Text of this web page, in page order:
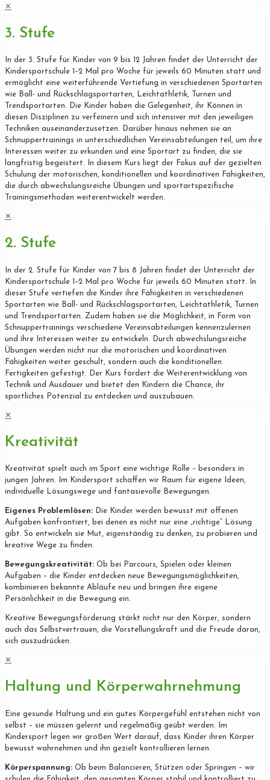
✕
3. Stufe
In der 3. Stufe für Kinder von 9 bis 12 Jahren findet der Unterricht der
Kindersportschule 1–2 Mal pro Woche für jeweils 60 Minuten statt und
ermöglicht eine weiterführende Vertiefung in verschiedenen Sportarten
wie Ball- und Rückschlagsportarten, Leichtathletik, Turnen und
Trendsportarten. Die Kinder haben die Gelegenheit, ihr Können in
diesen Disziplinen zu verfeinern und sich intensiver mit den jeweiligen
Techniken auseinanderzusetzen. Darüber hinaus nehmen sie an
Schnuppertrainings in unterschiedlichen Vereinsabteilungen teil, um ihre
Interessen weiter zu erkunden und eine Sportart zu finden, die sie
langfristig begeistert. In diesem Kurs liegt der Fokus auf der gezielten
Schulung der motorischen, konditionellen und koordinativen Fähigkeiten,
die durch abwechslungsreiche Übungen und sportartspezifische
Trainingsmethoden weiterentwickelt werden.
✕
2. Stufe
In der 2. Stufe für Kinder von 7 bis 8 Jahren findet der Unterricht der
Kindersportschule 1–2 Mal pro Woche für jeweils 60 Minuten statt. In
dieser Stufe vertiefen die Kinder ihre Fähigkeiten in verschiedenen
Sportarten wie Ball- und Rückschlagsportarten, Leichtathletik, Turnen
und Trendsportarten. Zudem haben sie die Möglichkeit, in Form von
Schnuppertrainings verschiedene Vereinsabteilungen kennenzulernen
und ihre Interessen weiter zu entwickeln. Durch abwechslungsreiche
Übungen werden nicht nur die motorischen und koordinativen
Fähigkeiten weiter geschult, sondern auch die konditionellen
Fertigkeiten gefestigt. Der Kurs fördert die Weiterentwicklung von
Technik und Ausdauer und bietet den Kindern die Chance, ihr
sportliches Potenzial zu entdecken und auszubauen.
✕
Kreativität
Kreativität spielt auch im Sport eine wichtige Rolle – besonders in
jungen Jahren. Im Kindersport schaffen wir Raum für eigene Ideen,
individuelle Lösungswege und fantasievolle Bewegungen.
Eigenes Problemlösen: Die Kinder werden bewusst mit offenen
Aufgaben konfrontiert, bei denen es nicht nur eine „richtige“ Lösung
gibt. So entwickeln sie Mut, eigenständig zu denken, zu probieren und
kreative Wege zu finden.
Bewegungskreativität: Ob bei Parcours, Spielen oder kleinen
Aufgaben – die Kinder entdecken neue Bewegungsmöglichkeiten,
kombinieren bekannte Abläufe neu und bringen ihre eigene
Persönlichkeit in die Bewegung ein.
Kreative Bewegungsförderung stärkt nicht nur den Körper, sondern
auch das Selbstvertrauen, die Vorstellungskraft und die Freude daran,
sich auszudrücken.
✕
Haltung und Körperwahrnehmung
Eine gesunde Haltung und ein gutes Körpergefühl entstehen nicht von
selbst – sie müssen gelernt und regelmäßig geübt werden. Im
Kindersport legen wir großen Wert darauf, dass Kinder ihren Körper
bewusst wahrnehmen und ihn gezielt kontrollieren lernen.
Körperspannung: Ob beim Balancieren, Stützen oder Springen – wir